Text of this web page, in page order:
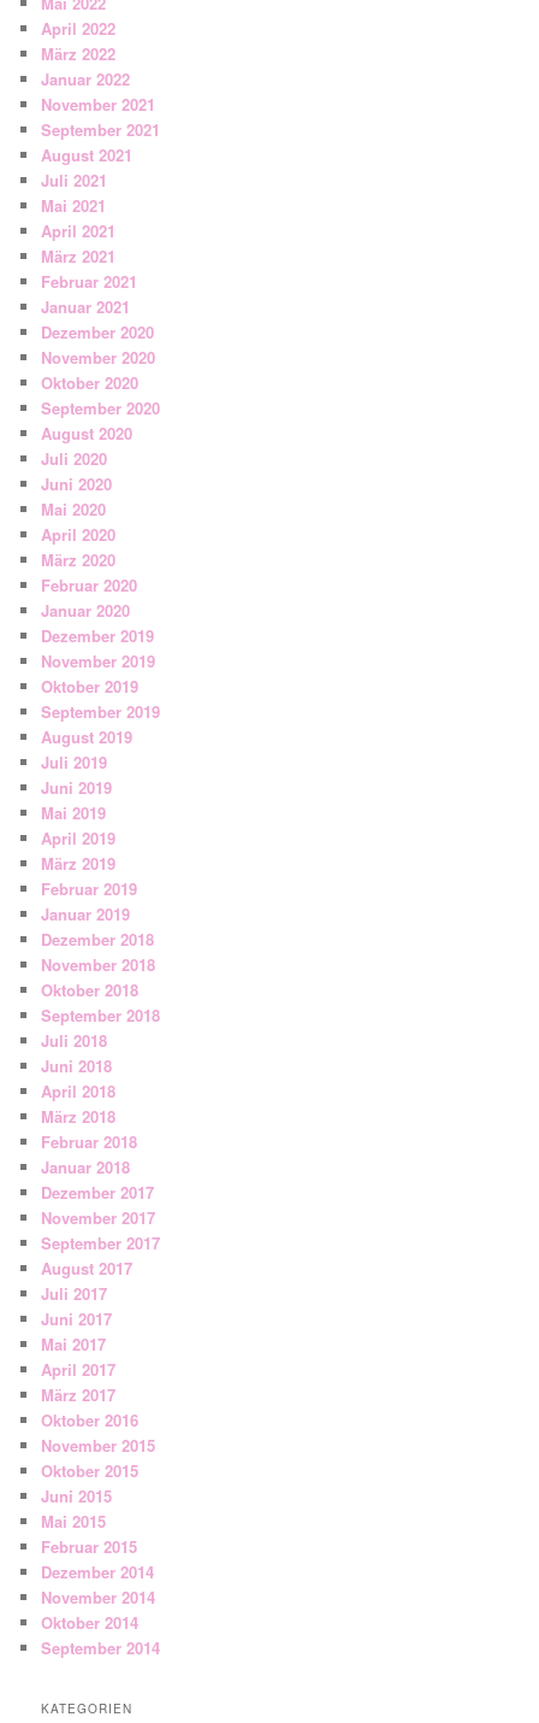
April 2022
März 2022
Januar 2022
November 2021
September 2021
August 2021
Juli 2021
Mai 2021
April 2021
März 2021
Februar 2021
Januar 2021
Dezember 2020
November 2020
Oktober 2020
September 2020
August 2020
Juli 2020
Juni 2020
Mai 2020
April 2020
März 2020
Februar 2020
Januar 2020
Dezember 2019
November 2019
Oktober 2019
September 2019
August 2019
Juli 2019
Juni 2019
Mai 2019
April 2019
März 2019
Februar 2019
Januar 2019
Dezember 2018
November 2018
Oktober 2018
September 2018
Juli 2018
Juni 2018
April 2018
März 2018
Februar 2018
Januar 2018
Dezember 2017
November 2017
September 2017
August 2017
Juli 2017
Juni 2017
Mai 2017
April 2017
März 2017
Oktober 2016
November 2015
Oktober 2015
Juni 2015
Mai 2015
Februar 2015
Dezember 2014
November 2014
Oktober 2014
September 2014
KATEGORIEN